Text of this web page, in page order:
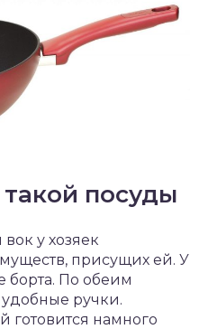
посуды
у хозяек
присущих ей. У
борта. По обеим
ручки.
готовится намного